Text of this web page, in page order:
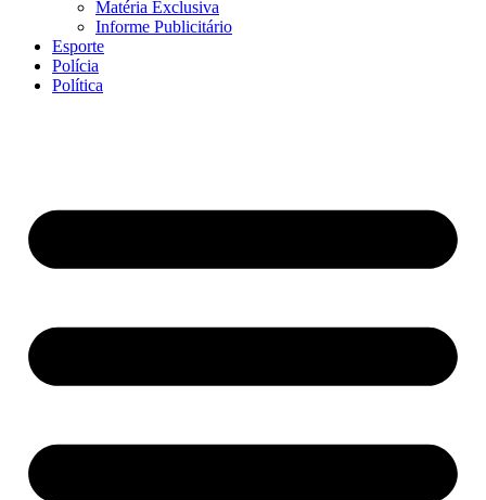
Matéria Exclusiva
Informe Publicitário
Esporte
Polícia
Política